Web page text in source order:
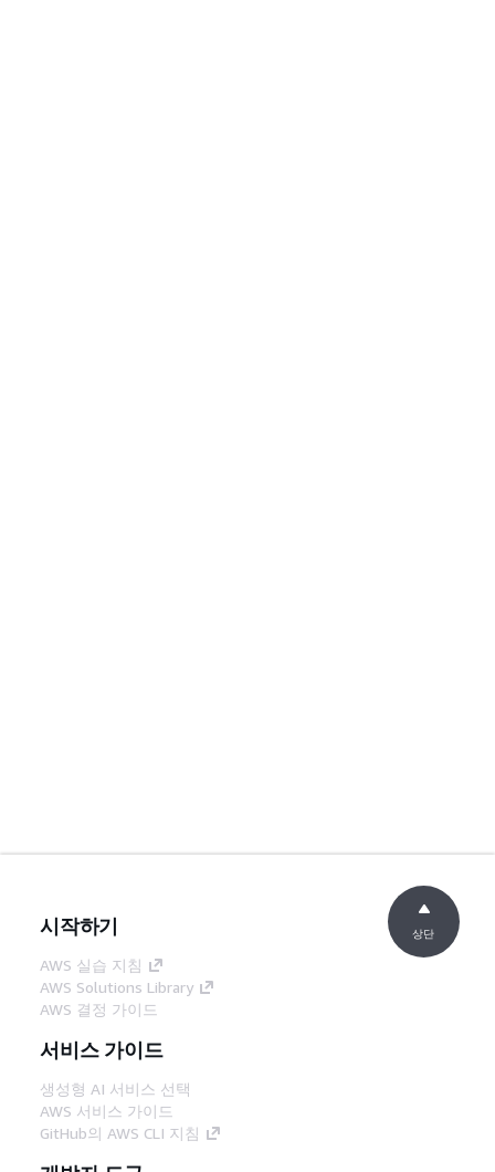
시작하기
AWS 실습 지침
AWS Solutions Library
AWS 결정 가이드
서비스 가이드
생성형 AI 서비스 선택
AWS 서비스 가이드
GitHub의 AWS CLI 지침
상단